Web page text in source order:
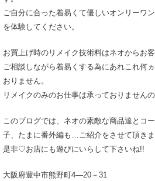
ご自分に合った着易くて優しいオンリーワ
を体験してください。
お買上げ時のリメイク技術料はネオからお
ご相談しながら着易くする為にあれこれ何
おりません。
リメイクのみのお仕事は承っておりません
このブログでは、ネオの素敵な商品達とコ
子、たまに番外編も…ご紹介をさせて頂きま
是非♡お店にも遊びにいらして下さいね!!
大阪府豊中市熊野町4―20－31